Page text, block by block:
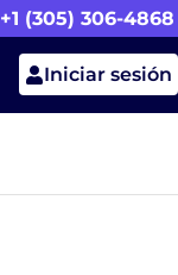
+1 (305) 306-4868
Iniciar sesión